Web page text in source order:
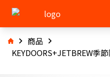
商品
KEYDOORS+JETBREW季